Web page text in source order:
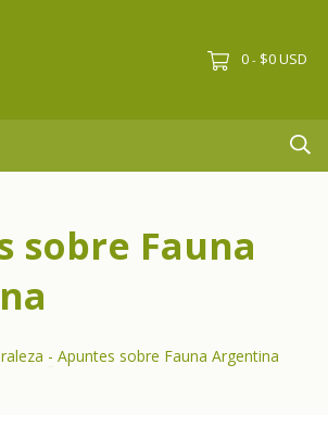
0 - $0 USD
sobre Fauna
- Apuntes sobre Fauna Argentina